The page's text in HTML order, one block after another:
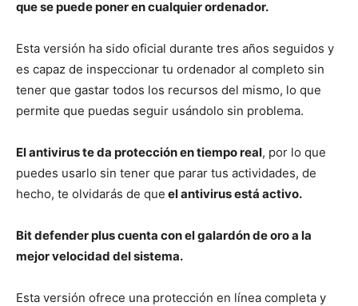
que se puede poner en cualquier ordenador.
Esta versión ha sido oficial durante tres años seguidos y
es capaz de inspeccionar tu ordenador al completo sin
tener que gastar todos los recursos del mismo, lo que
permite que puedas seguir usándolo sin problema.
El antivirus te da protección en tiempo real, por lo que
puedes usarlo sin tener que parar tus actividades, de
hecho, te olvidarás de que el antivirus está activo.
Bit defender plus cuenta con el galardón de oro a la
mejor velocidad del sistema.
Esta versión ofrece una protección en línea completa y